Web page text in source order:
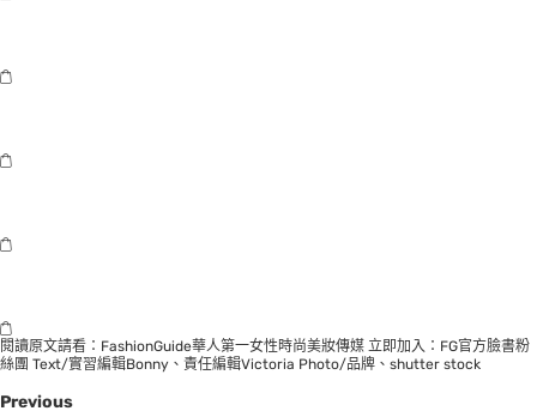
閱讀原文請看： FashionGuide華人第一女性時尚美妝傳媒 立即加入： FG官方臉書粉
絲團 Text/實習編輯Bonny、責任編輯Victoria Photo/品牌、shutter stock
Previous